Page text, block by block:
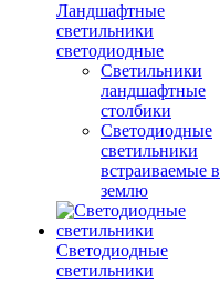
Ландшафтные
светильники
светодиодные
Светильники
ландшафтные
столбики
Светодиодные
светильники
встраиваемые в
землю
Светодиодные
светильники